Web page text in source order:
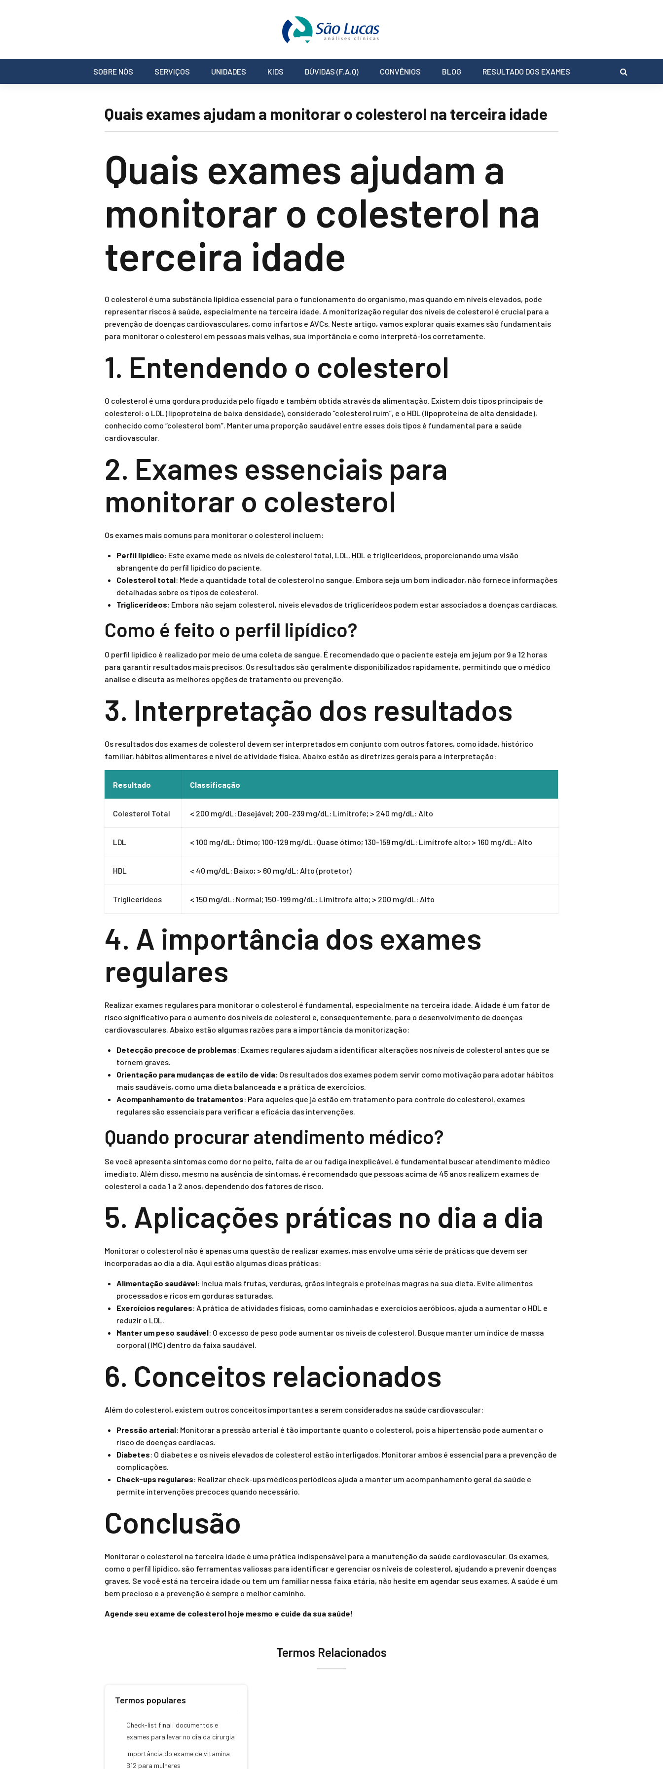
SOBRE NÓS SERVIÇOS UNIDADES KIDS DÚVIDAS (F.A.Q) CONVÊNIOS BLOG RESULTADO DOS EXAMES
Quais exames ajudam a monitorar o colesterol na terceira idade
Quais exames ajudam a
monitorar o colesterol na
terceira idade
O colesterol é uma substância lipidica essencial para o funcionamento do organismo, mas quando em níveis elevados, pode
representar riscos à saúde, especialmente na terceira idade. A monitorização regular dos níveis de colesterol é crucial para a
prevenção de doenças cardiovasculares, como infartos e AVCs. Neste artigo, vamos explorar quais exames são fundamentais
para monitorar o colesterol em pessoas mais velhas, sua importância e como interpretá-los corretamente.
1. Entendendo o colesterol
O colesterol é uma gordura produzida pelo fígado e também obtida através da alimentação. Existem dois tipos principais de
colesterol: o LDL (lipoproteína de baixa densidade), considerado “colesterol ruim”, e o HDL (lipoproteína de alta densidade),
conhecido como “colesterol bom”. Manter uma proporção saudável entre esses dois tipos é fundamental para a saúde
cardiovascular.
2. Exames essenciais para
monitorar o colesterol
Os exames mais comuns para monitorar o colesterol incluem:
Perfil lipídico: Este exame mede os níveis de colesterol total, LDL, HDL e triglicerídeos, proporcionando uma visão
abrangente do perfil lipídico do paciente.
Colesterol total: Mede a quantidade total de colesterol no sangue. Embora seja um bom indicador, não fornece informações
detalhadas sobre os tipos de colesterol.
Triglicerídeos: Embora não sejam colesterol, níveis elevados de triglicerídeos podem estar associados a doenças cardíacas.
Como é feito o perfil lipídico?
O perfil lipídico é realizado por meio de uma coleta de sangue. É recomendado que o paciente esteja em jejum por 9 a 12 horas
para garantir resultados mais precisos. Os resultados são geralmente disponibilizados rapidamente, permitindo que o médico
analise e discuta as melhores opções de tratamento ou prevenção.
3. Interpretação dos resultados
Os resultados dos exames de colesterol devem ser interpretados em conjunto com outros fatores, como idade, histórico
familiar, hábitos alimentares e nível de atividade física. Abaixo estão as diretrizes gerais para a interpretação:
Resultado Classificação
Colesterol Total < 200 mg/dL: Desejável; 200-239 mg/dL: Limítrofe; > 240 mg/dL: Alto
LDL < 100 mg/dL: Ótimo; 100-129 mg/dL: Quase ótimo; 130-159 mg/dL: Limítrofe alto; > 160 mg/dL: Alto
HDL < 40 mg/dL: Baixo; > 60 mg/dL: Alto (protetor)
Triglicerídeos < 150 mg/dL: Normal; 150-199 mg/dL: Limítrofe alto; > 200 mg/dL: Alto
4. A importância dos exames
regulares
Realizar exames regulares para monitorar o colesterol é fundamental, especialmente na terceira idade. A idade é um fator de
risco significativo para o aumento dos níveis de colesterol e, consequentemente, para o desenvolvimento de doenças
cardiovasculares. Abaixo estão algumas razões para a importância da monitorização:
Detecção precoce de problemas: Exames regulares ajudam a identificar alterações nos níveis de colesterol antes que se
tornem graves.
Orientação para mudanças de estilo de vida: Os resultados dos exames podem servir como motivação para adotar hábitos
mais saudáveis, como uma dieta balanceada e a prática de exercícios.
Acompanhamento de tratamentos: Para aqueles que já estão em tratamento para controle do colesterol, exames
regulares são essenciais para verificar a eficácia das intervenções.
Quando procurar atendimento médico?
Se você apresenta sintomas como dor no peito, falta de ar ou fadiga inexplicável, é fundamental buscar atendimento médico
imediato. Além disso, mesmo na ausência de sintomas, é recomendado que pessoas acima de 45 anos realizem exames de
colesterol a cada 1 a 2 anos, dependendo dos fatores de risco.
5. Aplicações práticas no dia a dia
Monitorar o colesterol não é apenas uma questão de realizar exames, mas envolve uma série de práticas que devem ser
incorporadas ao dia a dia. Aqui estão algumas dicas práticas:
Alimentação saudável: Inclua mais frutas, verduras, grãos integrais e proteínas magras na sua dieta. Evite alimentos
processados e ricos em gorduras saturadas.
Exercícios regulares: A prática de atividades físicas, como caminhadas e exercícios aeróbicos, ajuda a aumentar o HDL e
reduzir o LDL.
Manter um peso saudável: O excesso de peso pode aumentar os níveis de colesterol. Busque manter um índice de massa
corporal (IMC) dentro da faixa saudável.
6. Conceitos relacionados
Além do colesterol, existem outros conceitos importantes a serem considerados na saúde cardiovascular:
Pressão arterial: Monitorar a pressão arterial é tão importante quanto o colesterol, pois a hipertensão pode aumentar o
risco de doenças cardíacas.
Diabetes: O diabetes e os níveis elevados de colesterol estão interligados. Monitorar ambos é essencial para a prevenção de
complicações.
Check-ups regulares: Realizar check-ups médicos periódicos ajuda a manter um acompanhamento geral da saúde e
permite intervenções precoces quando necessário.
Conclusão
Monitorar o colesterol na terceira idade é uma prática indispensável para a manutenção da saúde cardiovascular. Os exames,
como o perfil lipídico, são ferramentas valiosas para identificar e gerenciar os níveis de colesterol, ajudando a prevenir doenças
graves. Se você está na terceira idade ou tem um familiar nessa faixa etária, não hesite em agendar seus exames. A saúde é um
bem precioso e a prevenção é sempre o melhor caminho.
Agende seu exame de colesterol hoje mesmo e cuide da sua saúde!
Termos Relacionados
Termos populares
Check-list final: documentos e
exames para levar no dia da cirurgia
Importância do exame de vitamina
B12 para mulheres